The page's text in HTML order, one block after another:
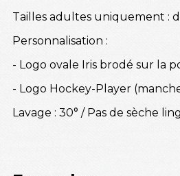
Tailles adultes uniquement :
Personnalisation :
- Logo ovale Iris brodé sur la
- Logo Hockey-Player
Lavage : 30° / Pas de sèche